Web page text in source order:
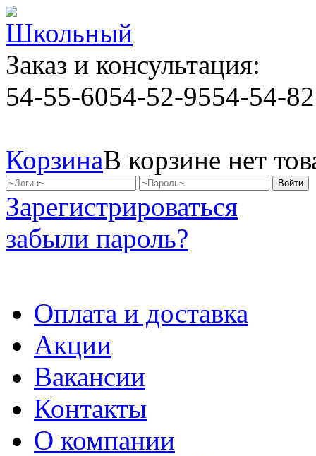
Заказ и консультация:
54-55-6054-52-9554-54-82
КорзинаВ корзине нет
Зарегистрироваться
забыли пароль?
Оплата и доставка
Акции
Вакансии
Контакты
О компании